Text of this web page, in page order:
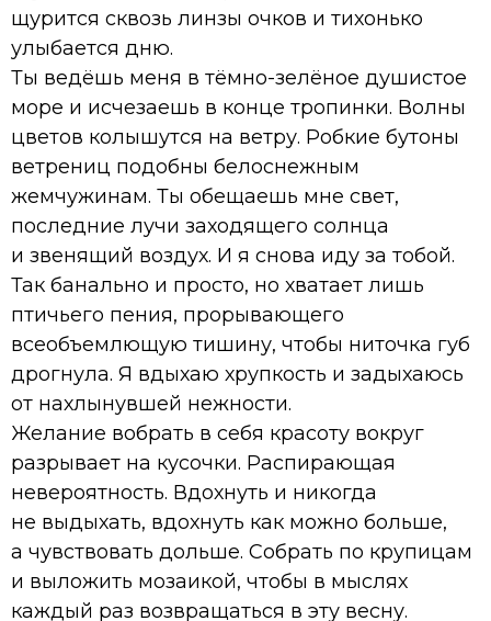
щурится сквозь линзы очков и тихонько
улыбается дню.
Ты ведёшь меня в тёмно-зелёное душистое
море и исчезаешь в конце тропинки. Волны
цветов колышутся на ветру. Робкие бутоны
ветрениц подобны белоснежным
жемчужинам. Ты обещаешь мне свет,
последние лучи заходящего солнца
и звенящий воздух. И я снова иду за тобой.
Так банально и просто, но хватает лишь
птичьего пения, прорывающего
всеобъемлющую тишину, чтобы ниточка губ
дрогнула. Я вдыхаю хрупкость и задыхаюсь
от нахлынувшей нежности.
Желание вобрать в себя красоту вокруг
разрывает на кусочки. Распирающая
невероятность. Вдохнуть и никогда
не выдыхать, вдохнуть как можно больше,
а чувствовать дольше. Собрать по крупицам
и выложить мозаикой, чтобы в мыслях
каждый раз возвращаться в эту весну.